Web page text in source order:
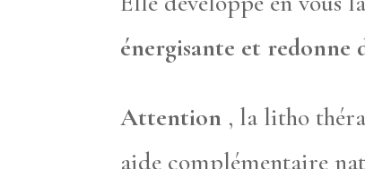
énergisante et redonne
Attention , la litho
aide complémentaire